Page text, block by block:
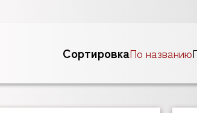
СортировкаПо названию